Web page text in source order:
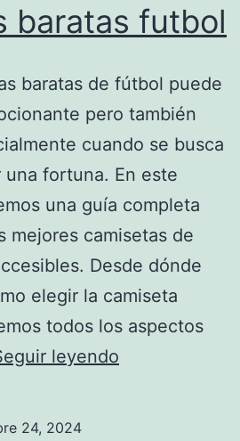
baratas futbol
baratas de fútbol puede
pero también
cuando se busca
una fortuna. En este
una guía completa
mejores camisetas de
Desde dónde
elegir la camiseta
todos los aspectos
leyendo
24, 2024